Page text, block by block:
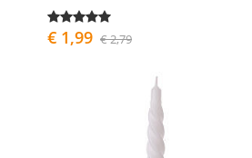
€ 1,99 € 2,79